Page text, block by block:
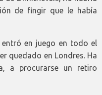
de fingir que le había
entró en juego en todo el
quedado en Londres. Ha
a procurarse un retiro